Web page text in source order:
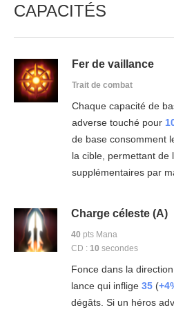
CAPACITÉS
Fer de vaillance
Trait de combat
Chaque capacité de
adverse touché pour
de base consomment
la cible, permettant de
supplémentaires par
Charge céleste (A)
40 pts Mana
CD : 10 secondes
Fonce dans la
lance qui inflige35 (
dégâts. Si un héros